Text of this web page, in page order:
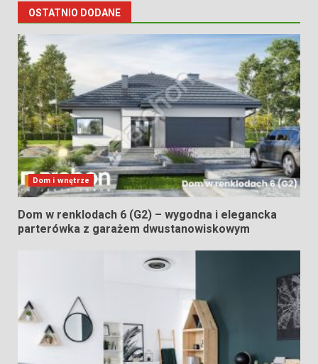
OSTATNIO DODANE
Dom i wnętrze
Dom w renklodach 6 (G2) – wygodna i elegancka
parterówka z garażem dwustanowiskowym